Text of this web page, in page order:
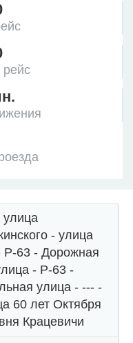
улица
- улица
Р-63 - Дорожная
- Р-63 -
улица - --- -
60 лет Октября
Крацевичи